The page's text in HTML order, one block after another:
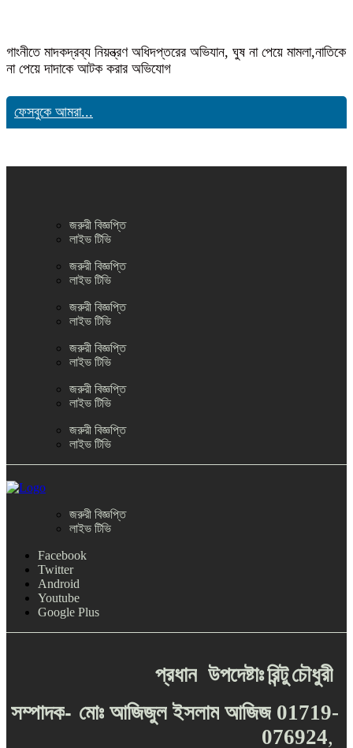
গাংনীতে মাদকদ্রব্য নিয়ন্ত্রণ অধিদপ্তরের অভিযান, ঘুষ না পেয়ে মামলা,নাতিকে
না পেয়ে দাদাকে আটক করার অভিযোগ
ফেসবুকে আমরা...
জরুরী বিজ্ঞপ্তি
লাইভ টিভি
জরুরী বিজ্ঞপ্তি
লাইভ টিভি
জরুরী বিজ্ঞপ্তি
লাইভ টিভি
জরুরী বিজ্ঞপ্তি
লাইভ টিভি
জরুরী বিজ্ঞপ্তি
লাইভ টিভি
জরুরী বিজ্ঞপ্তি
লাইভ টিভি
জরুরী বিজ্ঞপ্তি
লাইভ টিভি
Facebook
Twitter
Android
Youtube
Google Plus
প্রধান উপদেষ্টাঃরিন্টুচৌধুরী
সম্পাদক- মোঃ আজিজুল ইসলাম আজিজ 01719-
076924,